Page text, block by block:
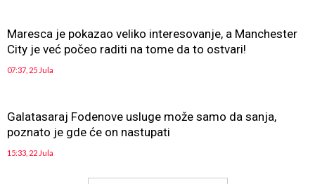
Maresca je pokazao veliko interesovanje, a Manchester
City je već počeo raditi na tome da to ostvari!
07:37, 25 Jula
Galatasaraj Fodenove usluge može samo da sanja,
poznato je gde će on nastupati
15:33, 22 Jula